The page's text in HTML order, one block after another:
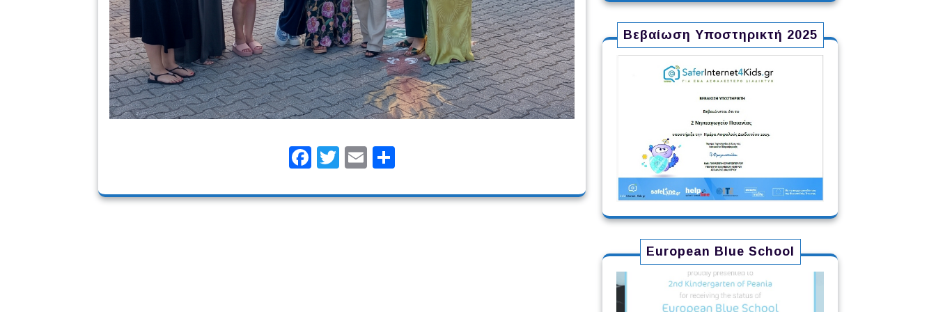
Facebook
TwitterEmail
Βεβαίωση Υποστηρικτή 2025
European Blue School